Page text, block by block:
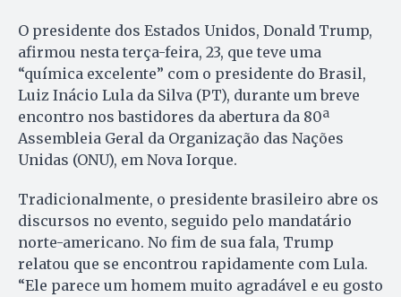
O presidente dos Estados Unidos, Donald Trump,
afirmou nesta terça-feira, 23, que teve uma
“química excelente” com o presidente do Brasil,
Luiz Inácio Lula da Silva (PT), durante um breve
encontro nos bastidores da abertura da 80ª
Assembleia Geral da Organização das Nações
Unidas (ONU), em Nova Iorque.
Tradicionalmente, o presidente brasileiro abre os
discursos no evento, seguido pelo mandatário
norte-americano. No fim de sua fala, Trump
relatou que se encontrou rapidamente com Lula.
“Ele parece um homem muito agradável e eu gosto